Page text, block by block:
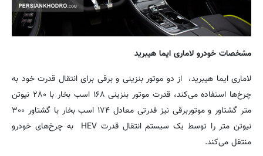
مشخصات خودرو لاماری ایما هیبرید
لاماری ایما هیبرید، از دو موتور بنزینی و برقی برای انتقال قدرت خود به
چرخ‌ها استفاده می‌کند، قدرت موتور بنزینی ۱۶۸ اسب بخار با ۲۸۰ نیوتن
متر گشتاور و موتوربرقی نیز قدرتی معادل ۱۷۴ اسب بخار با گشتاور ۳۰۰
نیوتن متر را توسط یک سیستم انتقال قدرت HEV به چرخ‌های خودرو
منتقل می‌کند.